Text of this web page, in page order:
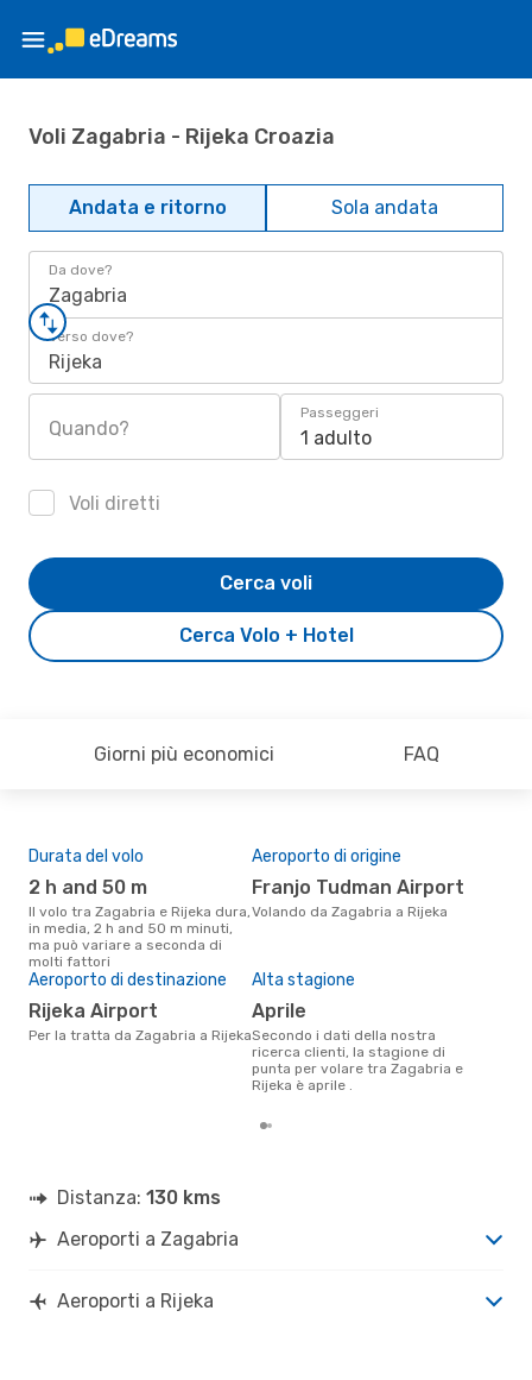
Voli Zagabria - Rijeka Croazia
Andata e ritorno Sola andata
Da dove?
Zagabria
Verso dove?
Rijeka
Quando?
Passeggeri
1 adulto
Voli diretti
Cerca Volo + Hotel
Cerca voli
Giorni più economici FAQ
Durata del volo
2 h and 50 m
Il volo tra Zagabria e Rijeka dura,
in media, 2 h and 50 m minuti,
ma può variare a seconda di
molti fattori
Aeroporto di origine
Franjo Tudman Airport
Volando da Zagabria a Rijeka
Aeroporto di destinazione
Rijeka Airport
Per la tratta da Zagabria a Rijeka
Alta stagione
aprile
Secondo i dati della nostra
ricerca clienti, la stagione di
punta per volare tra Zagabria e
Rijeka è aprile .
Distanza: 130 kms
Aeroporti a Zagabria
Aeroporti a Rijeka